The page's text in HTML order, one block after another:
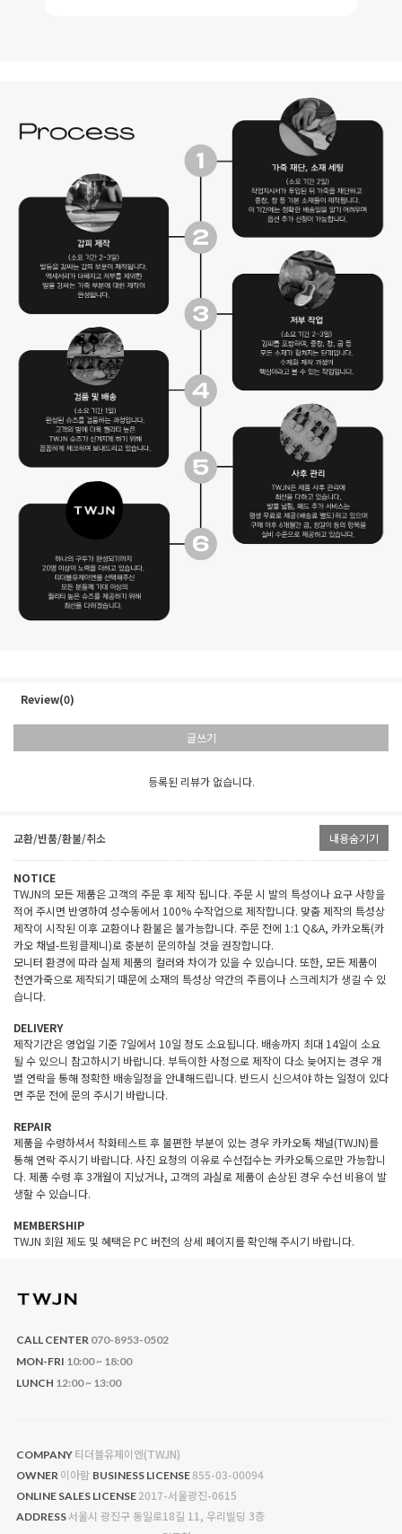
Review(0)
글쓰기
등록된 리뷰가 없습니다.
교환/반품/환불/취소 내용숨기기
NOTICE
TWJN의 모든 제품은 고객의 주문 후 제작 됩니다. 주문 시 발의 특성이나 요구 사항을
적어 주시면 반영하여 성수동에서 100% 수작업으로 제작합니다. 맞춤 제작의 특성상
제작이 시작된 이후 교환이나 환불은 불가능합니다. 주문 전에 1:1 Q&A, 카카오톡(카
카오 채널-트윙클제니)로 충분히 문의하실 것을 권장합니다.
모니터 환경에 따라 실제 제품의 컬러와 차이가 있을 수 있습니다. 또한, 모든 제품이
천연가죽으로 제작되기 때문에 소재의 특성상 약간의 주름이나 스크레치가 생길 수 있
습니다.
DELIVERY
제작기간은 영업일 기준 7일에서 10일 정도 소요됩니다. 배송까지 최대 14일이 소요
될 수 있으니 참고하시기 바랍니다. 부득이한 사정으로 제작이 다소 늦어지는 경우 개
별 연락을 통해 정확한 배송일정을 안내해드립니다. 반드시 신으셔야 하는 일정이 있다
면 주문 전에 문의 주시기 바랍니다.
REPAIR
제품을 수령하셔서 착화테스트 후 불편한 부분이 있는 경우 카카오톡 채널(TWJN)를
통해 연락 주시기 바랍니다. 사진 요청의 이유로 수선접수는 카카오톡으로만 가능합니
다. 제품 수령 후 3개월이 지났거나, 고객의 과실로 제품이 손상된 경우 수선 비용이 발
생할 수 있습니다.
MEMBERSHIP
TWJN 회원 제도 및 혜택은 PC 버전의 상세 페이지를 확인해 주시기 바랍니다.
CALL CENTER 070-8953-0502
MON-FRI 10:00 ~ 18:00
LUNCH 12:00 ~ 13:00
COMPANY 티더블유제이엔(TWJN)
OWNER 이아람 BUSINESS LICENSE855-03-00094
ONLINE SALES LICENSE 2017-서울광진-0615
ADDRESS서울시 광진구 동일로18길 11, 우리빌딩 3층